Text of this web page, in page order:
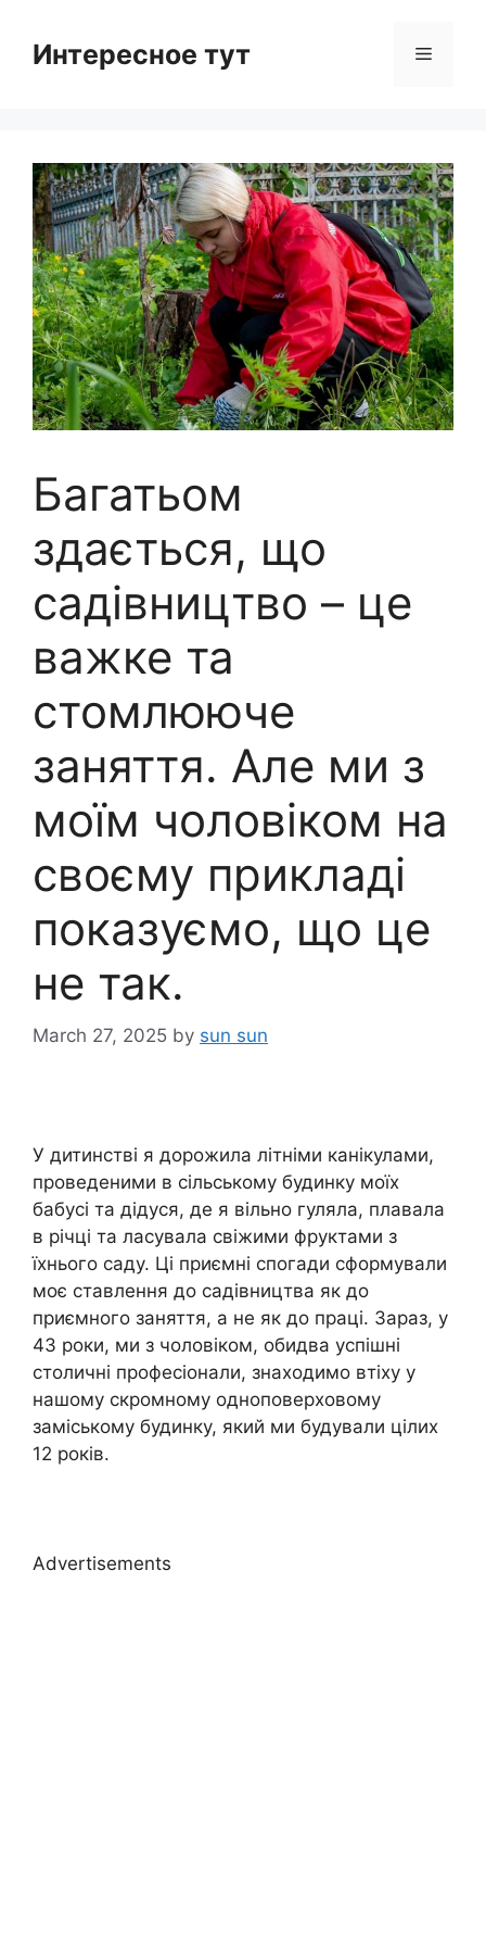
contentИнтересное тут Menu
Багатьом
здається, що
садівництво – це
важке та
стомлююче
заняття. Але ми з
моїм чоловіком на
своєму прикладі
показуємо, що це
не так.
March 27, 2025 by sun sun
У дитинстві я дорожила літніми канікулами,
проведеними в сільському будинку моїх
бабусі та дідуся, де я вільно гуляла, плавала
в річці та ласувала свіжими фруктами з
їхнього саду. Ці приємні спогади сформували
моє ставлення до садівництва як до
приємного заняття, а не як до праці. Зараз, у
43 роки, ми з чоловіком, обидва успішні
столичні професіонали, знаходимо втіху у
нашому скромному одноповерховому
заміському будинку, який ми будували цілих
12 років.
Advertisements